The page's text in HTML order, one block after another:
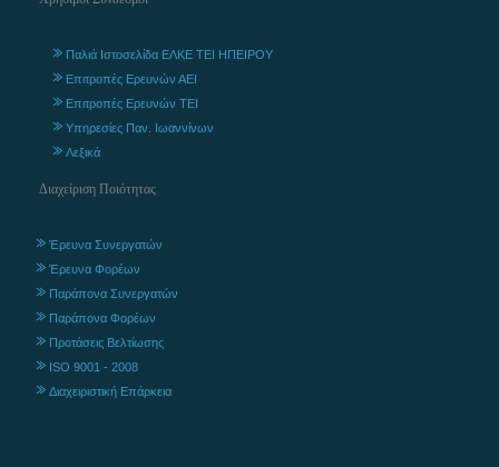
Παλιά Ιστοσελίδα ΕΛΚΕ ΤΕΙ ΗΠΕΙΡΟΥ
Επιτροπές Ερευνών ΑΕΙ
Επιτροπές Ερευνών ΤΕΙ
Υπηρεσίες Παν. Ιωαννίνων
Λεξικά
Διαχείριση Ποιότητας
Έρευνα Συνεργατών
Έρευνα Φορέων
Παράπονα Συνεργατών
Παράπονα Φορέων
Προτάσεις Βελτίωσης
ISO 9001 - 2008
Διαχειριστική Επάρκεια